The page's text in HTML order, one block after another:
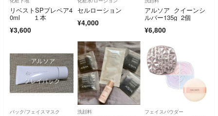
リベストSPプレペア4
0ml １本
¥3,600
セルローション
¥4,000
アルソア クイーンシ
ルバー135g 2個
¥6,800
パック/フェイスマスク 洗顔料 フェイスパウダー